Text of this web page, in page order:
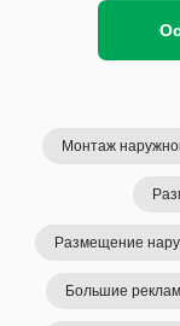
Монтаж
Размещение
Большие